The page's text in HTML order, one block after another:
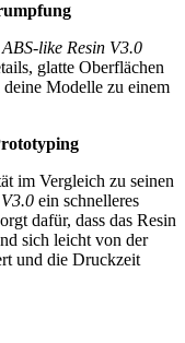
ABS-like Resin V3.0
glatte Oberflächen
Modelle zu einem
im Vergleich zu seinen
ein schnelleres
dafür, dass das Resin
sich leicht von der
und die Druckzeit